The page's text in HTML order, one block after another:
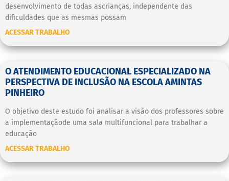
desenvolvimento de todas ascrianças, independente das
dificuldades que as mesmas possam
ACESSAR TRABALHO
O ATENDIMENTO EDUCACIONAL ESPECIALIZADO NA
PERSPECTIVA DE INCLUSÃO NA ESCOLA AMINTAS
PINHEIRO
O objetivo deste estudo foi analisar a visão dos professores sobre
a implementaçãode uma sala multifuncional para trabalhar a
educação
ACESSAR TRABALHO